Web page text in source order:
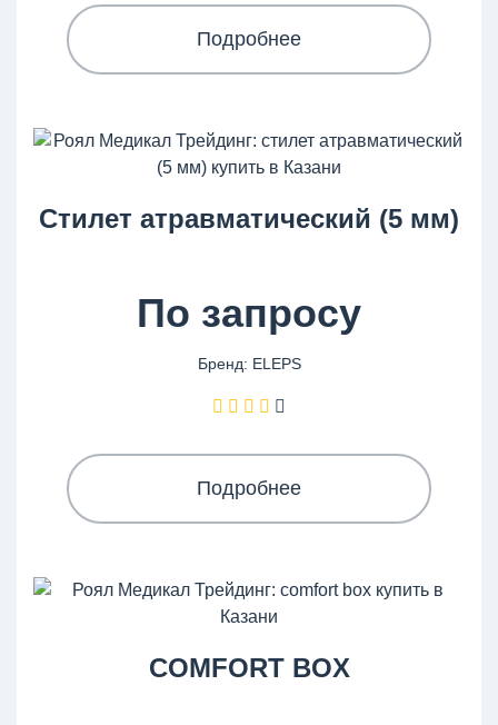
Подробнее
Cтилет атравматический (5 мм)
По запросу
Бренд: ELEPS
Подробнее
COMFORT BOX